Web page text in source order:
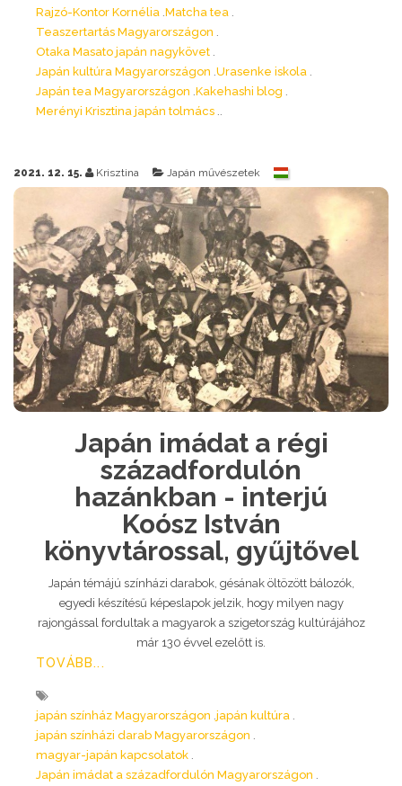
Rajzó-Kontor Kornélia Matcha tea
Teaszertartás Magyarországon
Otaka Masato japán nagykövet
Japán kultúra Magyarországon Urasenke iskola
Japán tea Magyarországon Kakehashi blog
Merényi Krisztina japán tolmács
2021. 12. 15. Krisztina Japán művészetek
Japán imádat a régi
századfordulón
hazánkban - interjú
Koósz István
könyvtárossal, gyűjtővel
Japán témájú színházi darabok, gésának öltözött bálozók,
egyedi készítésű képeslapok jelzik, hogy milyen nagy
rajongással fordultak a magyarok a szigetország kultúrájához
már 130 évvel ezelőtt is.
TOVÁBB...
japán színház Magyarországon japán kultúra
japán színházi darab Magyarországon
magyar-japán kapcsolatok
Japán imádat a századfordulón Magyarországon